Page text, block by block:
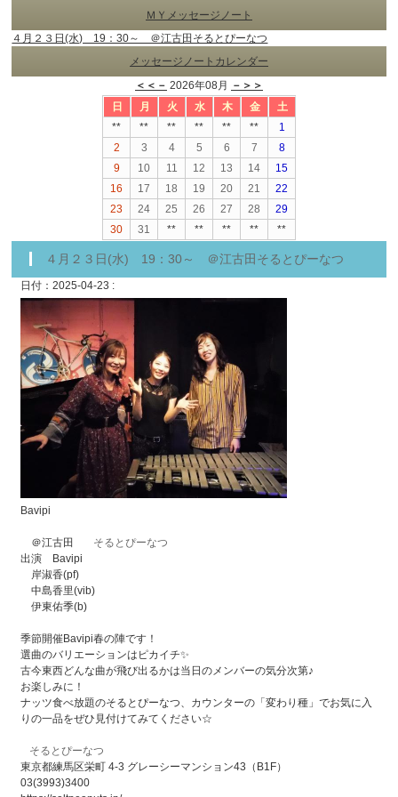
ＭＹメッセージノート
４月２３日(水) 19：30～ ＠江古田そるとぴーなつ
メッセージノートカレンダー
＜＜－ 2026年08月
－＞＞
日
月 火 水 木 金
土
**
** ** ** ** **
1
2
3 4 5 6 7
8
9
10 11 12 13 14
15
16
17 18 19 20 21
22
23
24 25 26 27 28
29
30
31 ** ** ** ** **
４月２３日(水) 19：30～ ＠江古田そるとぴーなつ
日付：2025-04-23 :
Bavipi
＠江古田
そるとぴーなつ
出演 Bavipi
岸淑香(pf)
中島香里(vib)
伊東佑季(b)
季節開催Bavipi春の陣です！
選曲のバリエーションはピカイチ✨
古今東西どんな曲が飛び出るかは当日のメンバーの気分次第♪
お楽しみに！
ナッツ食べ放題のそるとぴーなつ、カウンターの「変わり種」でお気に入
りの一品をぜひ見付けてみてください☆
そるとぴーなつ
東京都練馬区栄町 4-3 グレーシーマンション43（B1F）
03(3993)3400